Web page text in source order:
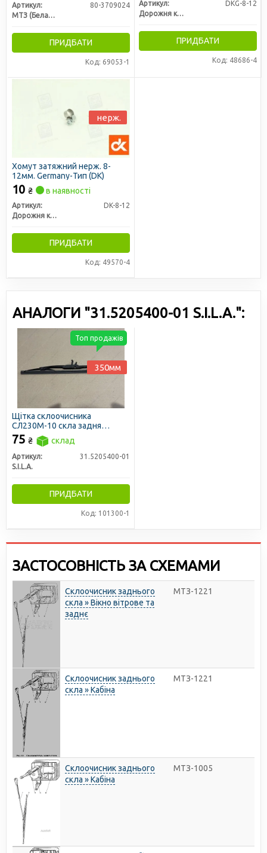
Артикул:
80-3709024
МТЗ (Беларусь)
ПРИДБАТИ
Код: 69053-1
Артикул:
DKG-8-12
Дорожня карта
ПРИДБАТИ
Код: 48686-4
Хомут затяжний нерж. 8-
12мм. Germany-Тип (DK)
10 ₴ в наявності
Артикул:
DK-8-12
Дорожня карта
ПРИДБАТИ
Код: 49570-4
нерж.
АНАЛОГИ "31.5205400-01 S.I.L.A.":
Щітка склоочисника
СЛ230М-10 скла задня
МТЗ-80/82, УРАЛ та ін. під
крюк 350мм (вир-во SILA)
75 ₴ склад
Артикул:
31.5205400-01
S.I.L.A.
ПРИДБАТИ
Код: 101300-1
Топ продажів
350мм
ЗАСТОСОВНІСТЬ ЗА СХЕМАМИ
Склоочисник заднього
скла » Вікно вітрове та
заднє
МТЗ-1221
Склоочисник заднього
скла » Кабіна
МТЗ-1221
Склоочисник заднього
скла » Кабіна
МТЗ-1005